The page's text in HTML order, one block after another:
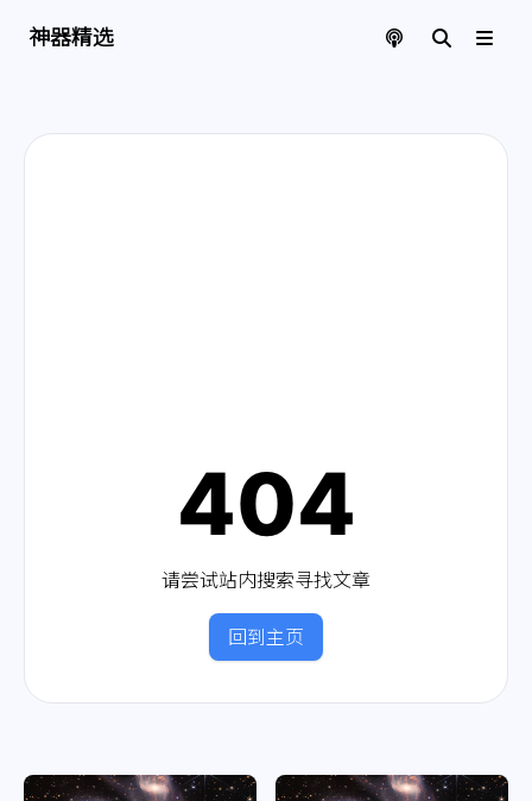
神器精选
404
请尝试站内搜索寻找文章
回到主页